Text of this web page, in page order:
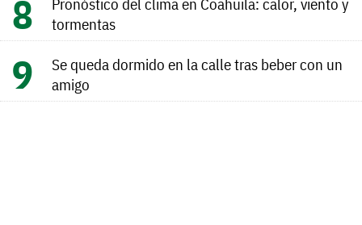
tormentas
Se queda dormido en la calle tras beber con un
amigo